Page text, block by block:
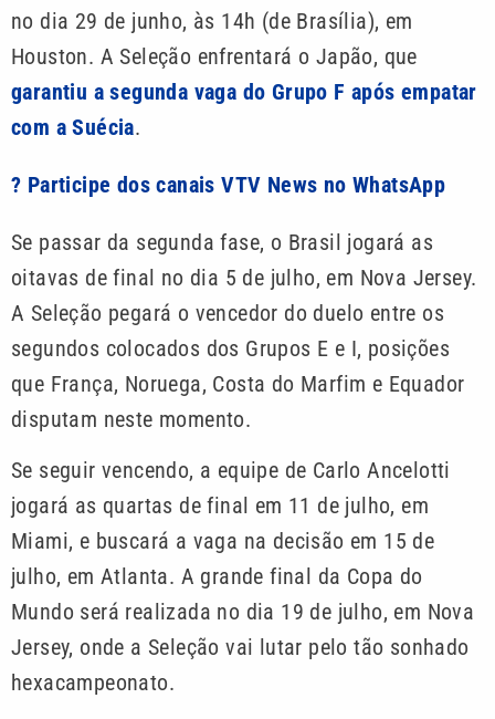
no dia 29 de junho, às 14h (de Brasília), em
Houston. A Seleção enfrentará o Japão, que
garantiu a segunda vaga do Grupo F após empatar
com a Suécia.
? Participe dos canais VTV News no WhatsApp
Se passar da segunda fase, o Brasil jogará as
oitavas de final no dia 5 de julho, em Nova Jersey.
A Seleção pegará o vencedor do duelo entre os
segundos colocados dos Grupos E e I, posições
que França, Noruega, Costa do Marfim e Equador
disputam neste momento.
Se seguir vencendo, a equipe de Carlo Ancelotti
jogará as quartas de final em 11 de julho, em
Miami, e buscará a vaga na decisão em 15 de
julho, em Atlanta. A grande final da Copa do
Mundo será realizada no dia 19 de julho, em Nova
Jersey, onde a Seleção vai lutar pelo tão sonhado
hexacampeonato.